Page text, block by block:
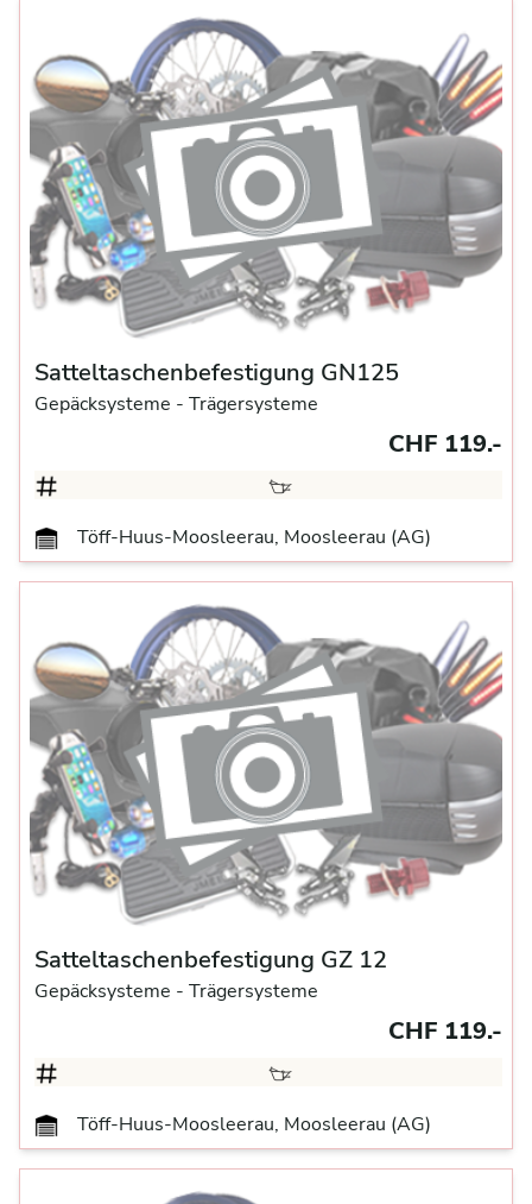
Satteltaschenbefestigung GN125
Gepäcksysteme - Trägersysteme
CHF 119.-
Töff-Huus-Moosleerau, Moosleerau (AG)
Satteltaschenbefestigung GZ 12
Gepäcksysteme - Trägersysteme
CHF 119.-
Töff-Huus-Moosleerau, Moosleerau (AG)